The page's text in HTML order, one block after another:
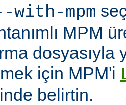
with-mpm
MPM
dosyasıyla
için MPM'i
belirtin.